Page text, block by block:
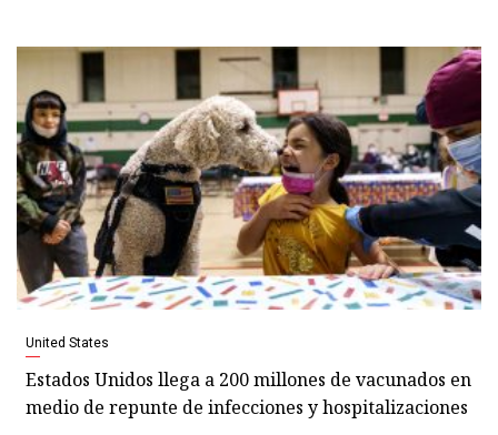
United States
Estados Unidos llega a 200 millones de vacunados en
medio de repunte de infecciones y hospitalizaciones